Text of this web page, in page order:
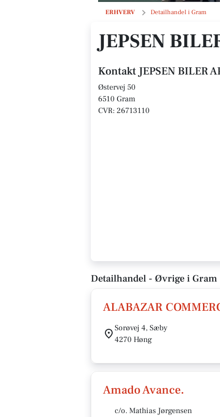
ERHVERV Detailhandel i Gram
JEPSEN BILER APS
JEPSEN
Kontakt JEPSEN BILER
Østervej 50
6510 Gram
CVR: 26713110
Detailhandel - Øvrige i Gram
ALABAZAR
Sorøvej 4, Sæby
4270 Høng
Amado Avance.
c/o. Mathias Jørgensen